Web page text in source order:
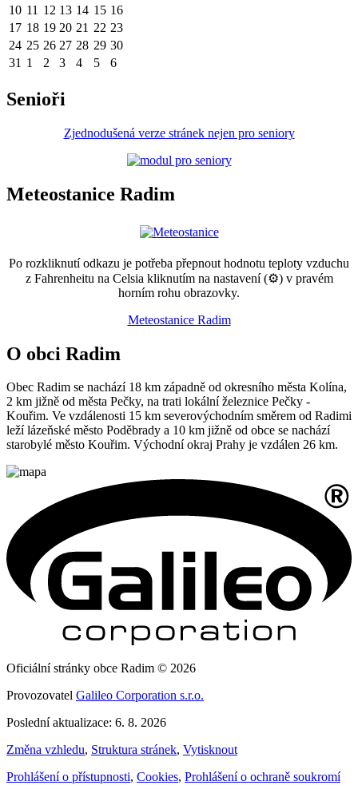
10 11 12 13 14 15 16
17 18 19 20 21 22 23
24 25 26 27 28 29 30
31 1 2 3 4 5 6
Senioři
Zjednodušená verze stránek nejen pro seniory
Meteostanice Radim
Po rozkliknutí odkazu je potřeba přepnout hodnotu teploty vzduchu
z Fahrenheitu na Celsia kliknutím na nastavení (⚙) v pravém
horním rohu obrazovky.
Meteostanice Radim
O obci Radim
Obec Radim se nachází 18 km západně od okresního města Kolína,
2 km jižně od města Pečky, na trati lokální železnice Pečky -
Kouřim. Ve vzdálenosti 15 km severovýchodním směrem od Radimi
leží lázeňské město Poděbrady a 10 km jižně od obce se nachází
starobylé město Kouřim. Východní okraj Prahy je vzdálen 26 km.
Oficiální stránky obce Radim © 2026
Provozovatel Galileo Corporation s.r.o.
Poslední aktualizace: 6. 8. 2026
Změna vzhledu, Struktura stránek, Vytisknout
Prohlášení o přístupnosti, Cookies, Prohlášení o ochraně soukromí